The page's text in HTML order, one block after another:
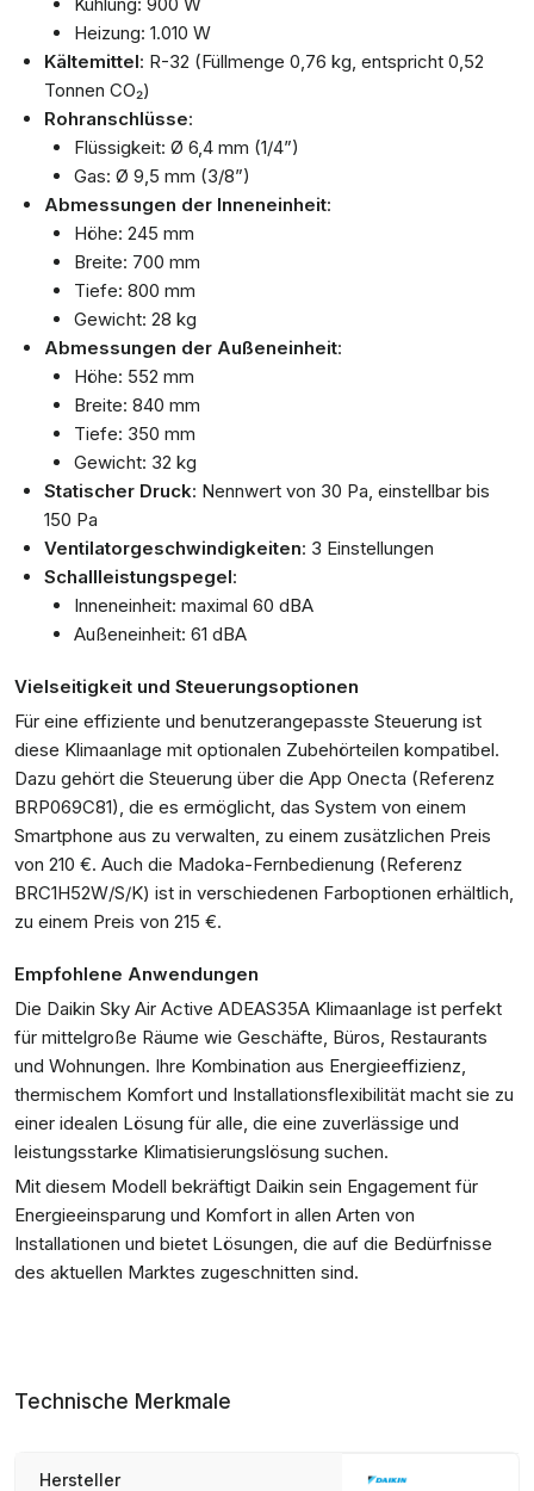
Heizung: 1.010 W
Kältemittel: R-32 (Füllmenge 0,76 kg, entspricht 0,52
Tonnen CO₂)
Rohranschlüsse:
Flüssigkeit: Ø 6,4 mm (1/4”)
Gas: Ø 9,5 mm (3/8”)
Abmessungen der Inneneinheit:
Höhe: 245 mm
Breite: 700 mm
Tiefe: 800 mm
Gewicht: 28 kg
Abmessungen der Außeneinheit:
Höhe: 552 mm
Breite: 840 mm
Tiefe: 350 mm
Gewicht: 32 kg
Statischer Druck: Nennwert von 30 Pa, einstellbar bis
150 Pa
Ventilatorgeschwindigkeiten: 3 Einstellungen
Schallleistungspegel:
Inneneinheit: maximal 60 dBA
Außeneinheit: 61 dBA
Vielseitigkeit und Steuerungsoptionen
Für eine effiziente und benutzerangepasste Steuerung ist
diese Klimaanlage mit optionalen Zubehörteilen kompatibel.
Dazu gehört die Steuerung über die App Onecta (Referenz
BRP069C81), die es ermöglicht, das System von einem
Smartphone aus zu verwalten, zu einem zusätzlichen Preis
von 210 €. Auch die Madoka-Fernbedienung (Referenz
BRC1H52W/S/K) ist in verschiedenen Farboptionen erhältlich,
zu einem Preis von 215 €.
Empfohlene Anwendungen
Die Daikin Sky Air Active ADEAS35A Klimaanlage ist perfekt
für mittelgroße Räume wie Geschäfte, Büros, Restaurants
und Wohnungen. Ihre Kombination aus Energieeffizienz,
thermischem Komfort und Installationsflexibilität macht sie zu
einer idealen Lösung für alle, die eine zuverlässige und
leistungsstarke Klimatisierungslösung suchen.
Mit diesem Modell bekräftigt Daikin sein Engagement für
Energieeinsparung und Komfort in allen Arten von
Installationen und bietet Lösungen, die auf die Bedürfnisse
des aktuellen Marktes zugeschnitten sind.
Technische Merkmale
Hersteller